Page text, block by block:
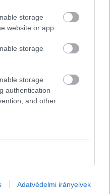
storage
website or app.
storage
storage
authentication
and other
Adatvédelmi irányelvek
elmondta, a jogi
anyag. Én azt